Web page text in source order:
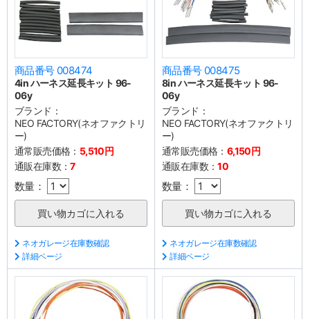
商品番号 008474
4in ハーネス延長キット 96-
06y
ブランド：
NEO FACTORY(ネオファクトリ
ー)
通常販売価格： 5,510円
通販在庫数：7
数量：
ネオガレージ在庫数確認
詳細ページ
商品番号 008475
8in ハーネス延長キット 96-
06y
ブランド：
NEO FACTORY(ネオファクトリ
ー)
通常販売価格： 6,150円
通販在庫数：10
数量：
ネオガレージ在庫数確認
詳細ページ